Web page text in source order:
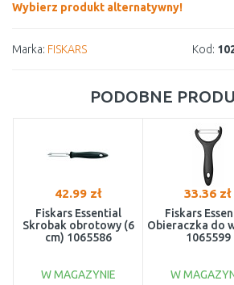
Wybierz produkt alternatywny!
Marka: FISKARS Kod:
PODOBNE
42.99 zł
Fiskars Essential
Skrobak obrotowy (6
cm) 1065586
W MAGAZYNIE
33.36 zł
Fiskars
Obieraczka do
1065599
W